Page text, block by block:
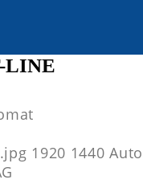
LINE
1920 1440 Auto